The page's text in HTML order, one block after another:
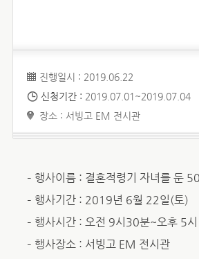
진행일시 : 2019.06.22
신청기간 : 2019.07.01~2019.07.04
장소 : 서빙고 EM 전시관
– 행사이름 : 결혼적령기 자녀를 둔
– 행사기간 : 2019년 6월 22일(토)
– 행사시간 : 오전 9시30분~오후 5시
– 행사장소 : 서빙고 EM 전시관